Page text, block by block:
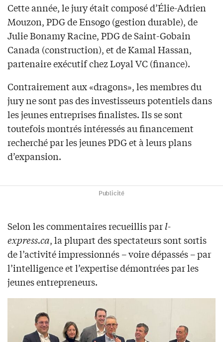
Cette année, le jury était composé d’Élie-Adrien
Mouzon, PDG de Ensogo (gestion durable), de
Julie Bonamy Racine, PDG de Saint-Gobain
Canada (construction), et de Kamal Hassan,
partenaire exécutif chez Loyal VC (finance).
Contrairement aux «dragons», les membres du
jury ne sont pas des investisseurs potentiels dans
les jeunes entreprises finalistes. Ils se sont
toutefois montrés intéressés au financement
recherché par les jeunes PDG et à leurs plans
d’expansion.
Publicité
Selon les commentaires recueillis parl-
express.ca, la plupart des spectateurs sont sortis
de l’activité impressionnés – voire dépassés – par
l’intelligence et l’expertise démontrées par les
jeunes entrepreneurs.